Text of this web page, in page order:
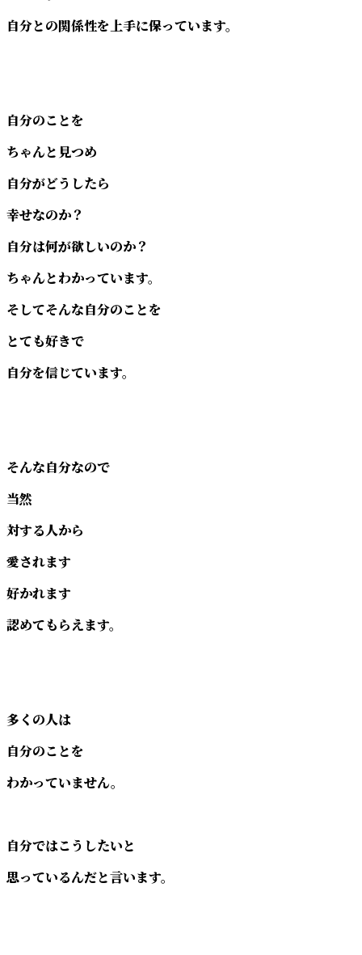
自分との関係性を上手に保っています。
自分のことを
ちゃんと見つめ
自分がどうしたら
幸せなのか？
自分は何が欲しいのか？
ちゃんとわかっています。
そしてそんな自分のことを
とても好きで
自分を信じています。
そんな自分なので
当然
対する人から
愛されます
好かれます
認めてもらえます。
多くの人は
自分のことを
わかっていません。
自分ではこうしたいと
思っているんだと言います。